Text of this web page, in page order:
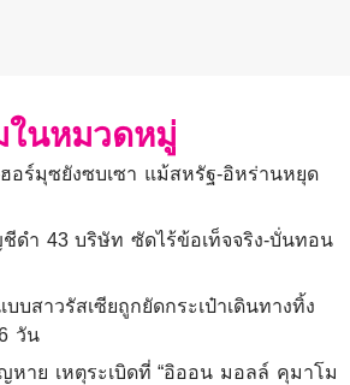
นหมวดหมู่
ฮอร์มุซยังซบเซา แม้สหรัฐ-อิหร่านหยุด
ดำ 43 บริษัท ซัดไร้ข้อเท็จจริง-บั่นทอน
บสาวรัสเซียถูกยัดกระเป๋าเดินทางทิ้ง
วัน
หาย เหตุระเบิดที่ “อิออน มอลล์ คุมาโม